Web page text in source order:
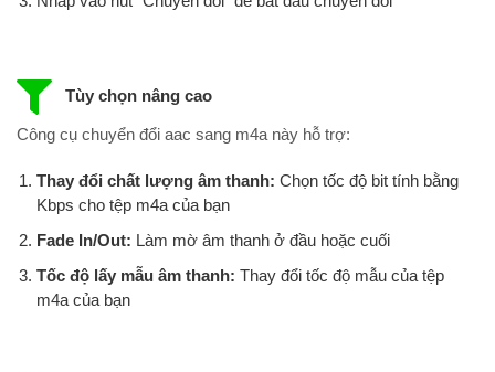
Tùy chọn nâng cao
Công cụ chuyển đổi aac sang m4a này hỗ trợ:
Thay đổi chất lượng âm thanh: Chọn tốc độ bit tính bằng
Kbps cho tệp m4a của bạn
Fade In/Out: Làm mờ âm thanh ở đầu hoặc cuối
Tốc độ lấy mẫu âm thanh: Thay đổi tốc độ mẫu của tệp
m4a của bạn